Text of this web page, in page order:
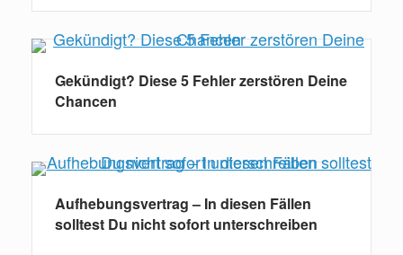
Gekündigt? Diese 5 Fehler zerstören Deine
Chancen
Aufhebungsvertrag – In diesen Fällen
solltest Du nicht sofort unterschreiben